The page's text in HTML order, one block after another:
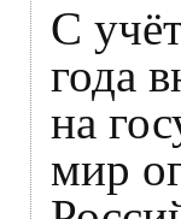
С
года
на
мир